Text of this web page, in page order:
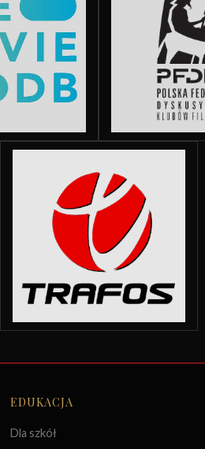
EDUKACJA
Dla szkół